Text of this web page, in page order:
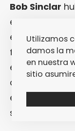
Bob Sinclar
explorando el
el dance más
facturado
esta,
con la voz de
expresaría su
sampleado.
Utilizamos
damos la
en nuestra
sitio